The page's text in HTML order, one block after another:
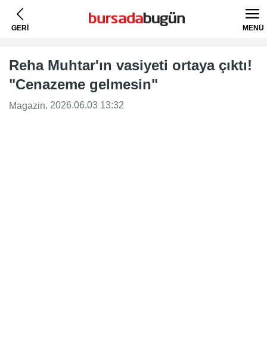
GERİ MENÜ
Reha Muhtar'ın vasiyeti ortaya çıktı!
"Cenazeme gelmesin"
Magazin, 2026.06.03 13:32